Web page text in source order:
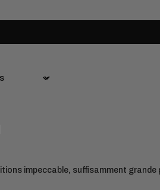
impeccable, suffisamment